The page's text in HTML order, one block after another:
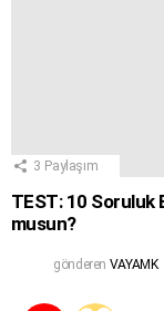
3 Paylaşım
TEST: 10 Soruluk
musun?
gönderen VAYAMK